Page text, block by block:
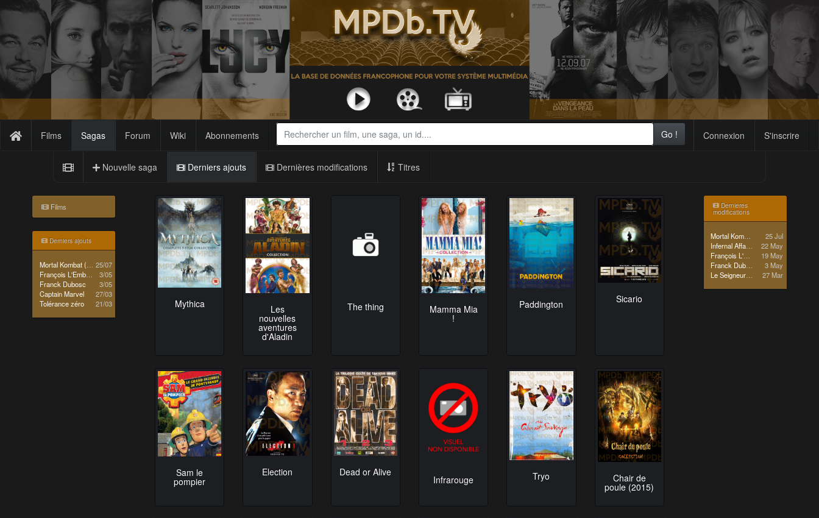
Films Sagas Forum Wiki Abonnements Connexion S'inscrire
Go !
Nouvelle saga Derniers ajouts Dernières modifications Titres
Films
Derniers ajouts
Mortal Kombat (Reboot) 25/07
François L'Embrouille
3/05
Franck Dubosc
3/05
Captain Marvel
27/03
Tolérance zéro
21/03 Mythica Les
nouvelles
aventures
d'Aladin
The thing Mamma Mia
!
Paddington Sicario
Sam le
pompier
Election Dead or Alive
Infrarouge Tryo Chair de
poule (2015)
Dernieres
modifications
Mortal Kombat (Reboot)
25 Jul
Infernal Affairs
22 May
François L'Embrouille
19 May
Franck Dubosc
3 May
Le Seigneur des Anneaux
27 Mar